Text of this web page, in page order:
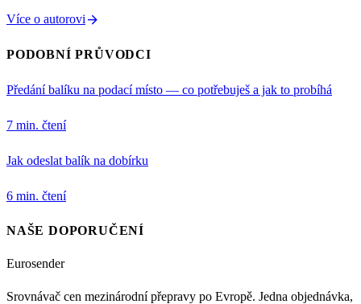
Více o autorovi arrow_forward
PODOBNÍ PRŮVODCI
Předání balíku na podací místo — co potřebuješ a jak to probíhá
7 min. čtení
Jak odeslat balík na dobírku
6 min. čtení
NAŠE DOPORUČENÍ
Eurosender
Srovnávač cen mezinárodní přepravy po Evropě. Jedna objednávka,